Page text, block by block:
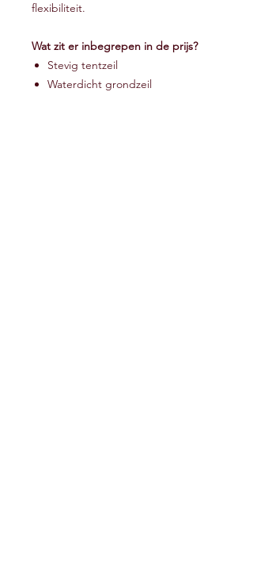
flexibiliteit.
Wat zit er inbegrepen in de prijs?
Stevig tentzeil
Waterdicht grondzeil